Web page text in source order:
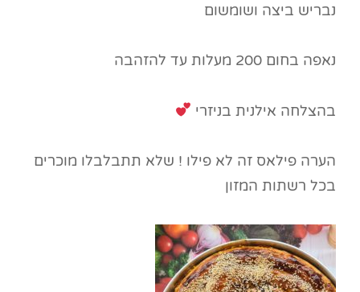
נבריש ביצה ושומשום
נאפה בחום 200 מעלות עד להזהבה
בהצלחה אילנית בניזרי
הערה פילאס זה לא פילו ! שלא תתבלבלו מוכרים
בכל רשתות המזון